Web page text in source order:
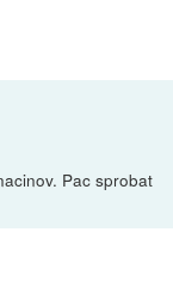
Pac sprobat